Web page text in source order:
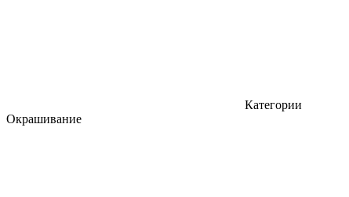
Категории
Окрашивание